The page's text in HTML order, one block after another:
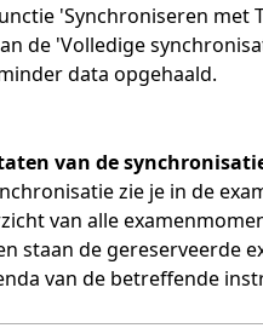
'Synchroniseren met
de 'Volledige
data opgehaald.
van de
zie je in de
van alle
staan de gereserveerde
van de betreffende